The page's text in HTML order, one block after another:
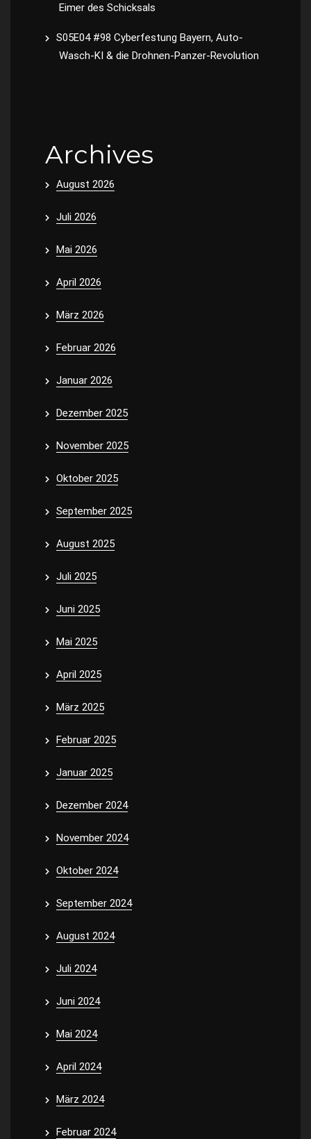
Eimer des Schicksals
S05E04 #98 Cyberfestung Bayern, Auto-
Wasch-KI & die Drohnen-Panzer-Revolution
Archives
August 2026
Juli 2026
Mai 2026
April 2026
März 2026
Februar 2026
Januar 2026
Dezember 2025
November 2025
Oktober 2025
September 2025
August 2025
Juli 2025
Juni 2025
Mai 2025
April 2025
März 2025
Februar 2025
Januar 2025
Dezember 2024
November 2024
Oktober 2024
September 2024
August 2024
Juli 2024
Juni 2024
Mai 2024
April 2024
März 2024
Februar 2024